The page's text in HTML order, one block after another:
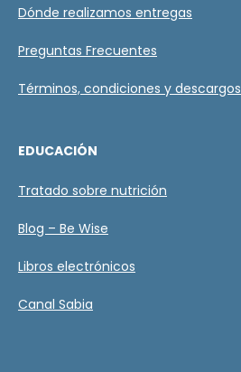
Dónde realizamos entregas
Preguntas Frecuentes
Términos, condiciones y descargos
EDUCACIÓN
Tratado sobre nutrición
Blog – Be Wise
Libros electrónicos
Canal Sabia